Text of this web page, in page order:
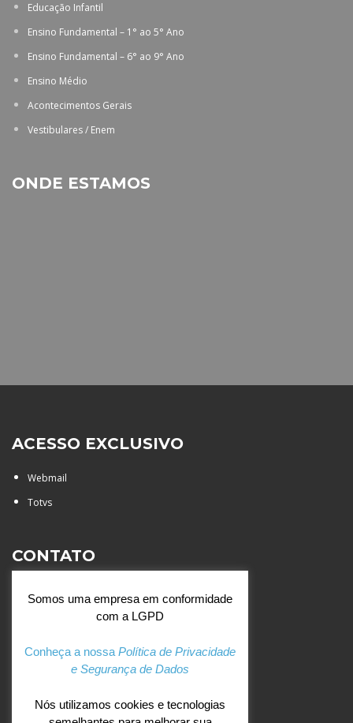
Educação Infantil
Ensino Fundamental – 1° ao 5° Ano
Ensino Fundamental – 6° ao 9° Ano
Ensino Médio
Acontecimentos Gerais
Vestibulares / Enem
ONDE ESTAMOS
ACESSO EXCLUSIVO
Webmail
Totvs
CONTATO
Santa Catarina - São José do
Rio Preto (SP)
+55 (17) 3354 7000
agostiniano@csj.g12.br
Somos uma empresa em conformidade
com a LGPD
Conheça a nossa Política de Privacidade
e Segurança de Dados
Nós utilizamos cookies e tecnologias